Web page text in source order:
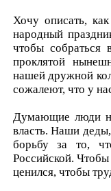
Хочу описать,
народный
чтобы собраться
проклятой
нашей дружной
сожалеют, что у
Думающие люди
власть. Наши
борьбу за то,
Российской.
ценился, чтобы